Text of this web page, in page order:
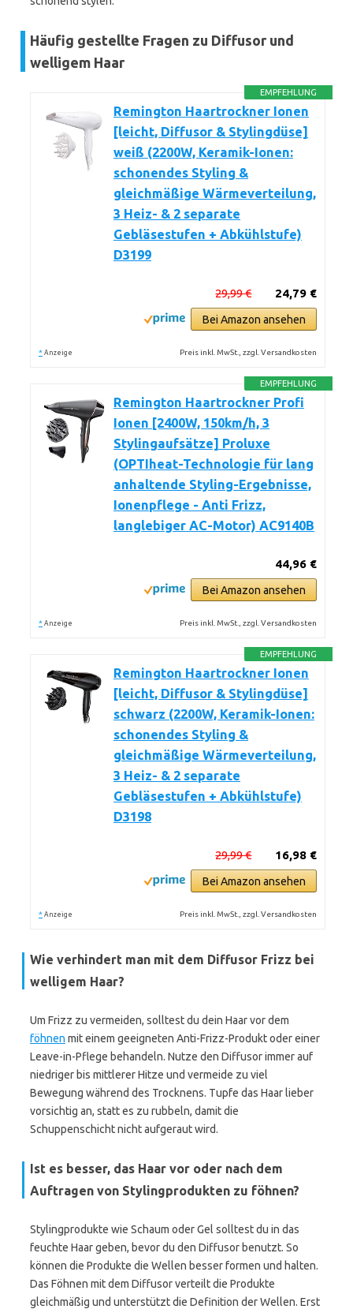
Häufig gestellte Fragen zu Diffusor und
welligem Haar
EMPFEHLUNG
Remington Haartrockner Ionen
[leicht, Diffusor & Stylingdüse]
weiß (2200W, Keramik-Ionen:
schonendes Styling &
gleichmäßige Wärmeverteilung,
3 Heiz- & 2 separate
Gebläsestufen + Abkühlstufe)
D3199
24,79 €
29,99 €
Bei Amazon ansehen
* Anzeige Preis inkl. MwSt., zzgl. Versandkosten
EMPFEHLUNG
Remington Haartrockner Profi
Ionen [2400W, 150km/h, 3
Stylingaufsätze] Proluxe
(OPTIheat-Technologie für lang
anhaltende Styling-Ergebnisse,
Ionenpflege - Anti Frizz,
langlebiger AC-Motor) AC9140B
44,96 €
Bei Amazon ansehen
* Anzeige Preis inkl. MwSt., zzgl. Versandkosten
EMPFEHLUNG
Remington Haartrockner Ionen
[leicht, Diffusor & Stylingdüse]
schwarz (2200W, Keramik-Ionen:
schonendes Styling &
gleichmäßige Wärmeverteilung,
3 Heiz- & 2 separate
Gebläsestufen + Abkühlstufe)
D3198
16,98 €
29,99 €
Bei Amazon ansehen
* Anzeige Preis inkl. MwSt., zzgl. Versandkosten
Wie verhindert man mit dem Diffusor Frizz bei
welligem Haar?
Um Frizz zu vermeiden, solltest du dein Haar vor dem
föhnen mit einem geeigneten Anti-Frizz-Produkt oder einer
Leave-in-Pflege behandeln. Nutze den Diffusor immer auf
niedriger bis mittlerer Hitze und vermeide zu viel
Bewegung während des Trocknens. Tupfe das Haar lieber
vorsichtig an, statt es zu rubbeln, damit die
Schuppenschicht nicht aufgeraut wird.
Ist es besser, das Haar vor oder nach dem
Auftragen von Stylingprodukten zu föhnen?
Stylingprodukte wie Schaum oder Gel solltest du in das
feuchte Haar geben, bevor du den Diffusor benutzt. So
können die Produkte die Wellen besser formen und halten.
Das Föhnen mit dem Diffusor verteilt die Produkte
gleichmäßig und unterstützt die Definition der Wellen. Erst